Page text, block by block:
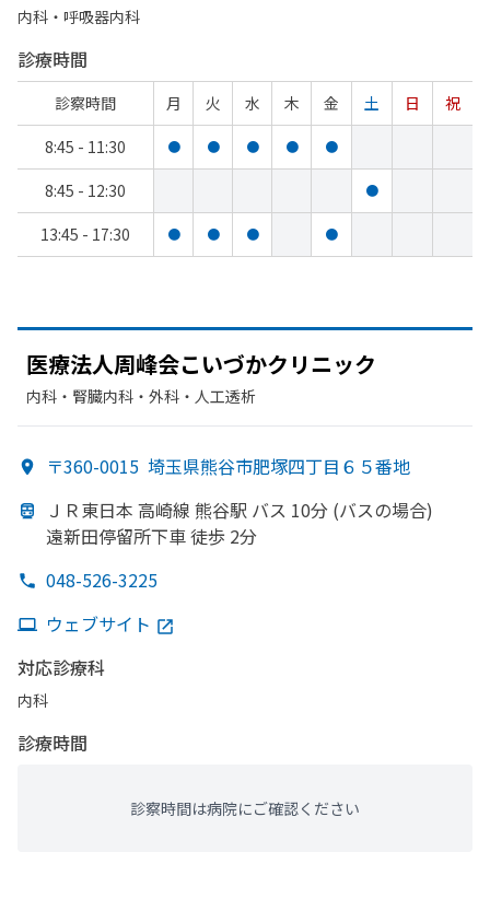
内科・​呼吸器内科
診療時間
診察時間 月 火 水 木 金 土 日
祝
8:45 - 11:30
● ● ● ● ●
8:45 - 12:30 ●
13:45 - 17:30 ● ● ● ●
医療法人周峰会こいづかクリニック
内科・​腎臓内科・外科・​人工透析
〒360-0015 埼玉県熊谷市肥塚四丁目６５番地
ＪＲ東日本 高崎線 熊谷駅 バス 10分 (バスの場合)
遠新田停留所下車 徒歩 2分
048-526-3225
ウェブサイト
対応診療科
内科
診療時間
診察時間は病院にご確認ください